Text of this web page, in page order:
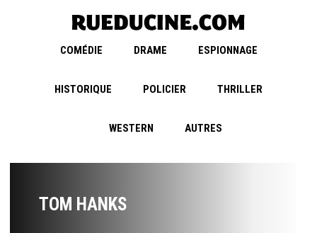
COMÉDIE DRAME ESPIONNAGE
HISTORIQUE POLICIER THRILLER
WESTERN AUTRES
TOM HANKS